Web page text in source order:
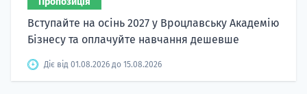
Вступайте на осінь 2027 у Вроцлавську Академію
Бізнесу та оплачуйте навчання дешевше
Діє від 01.08.2026 до 15.08.2026